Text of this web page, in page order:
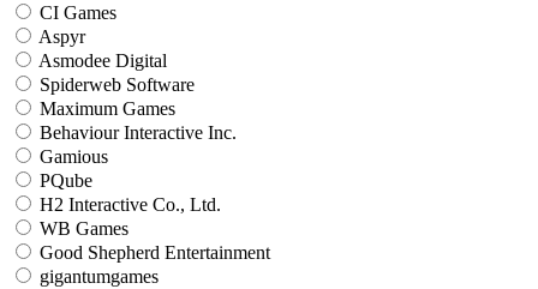
CI Games
Aspyr
Asmodee Digital
Spiderweb Software
Maximum Games
Behaviour Interactive Inc.
Gamious
PQube
H2 Interactive Co., Ltd.
WB Games
Good Shepherd Entertainment
gigantumgames